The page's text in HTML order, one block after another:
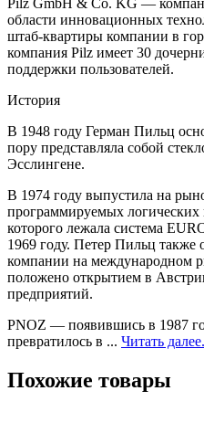
области инновационных
штаб-квартиры компании в
компания Pilz имеет 30
поддержки пользователей.
История
В 1948 году Герман Пильц
пору представляла собой
Эсслингене.
В 1974 году выпустила на
программируемых логических
которого лежала система
1969 году. Петер Пильц также
компании на международном
положено открытием в
предприятий.
PNOZ — появившись в 1987
превратилось в ... Читать
Похожие товары